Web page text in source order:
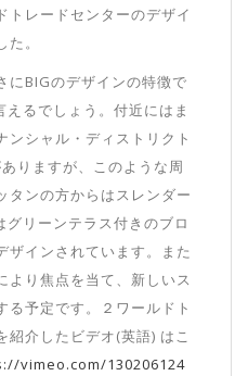
トレードセンターのデザイ
。
にBIGのデザインの特徴で
るでしょう。付近にはま
ンシャル・ディストリクト
りますが、このような周
タンの方からはスレンダー
リーンテラス付きのブロ
ザインされています。また
より焦点を当て、新しいス
予定です。
２ワールドト
紹介したビデオ(英語) はこ
vimeo.com/130206124